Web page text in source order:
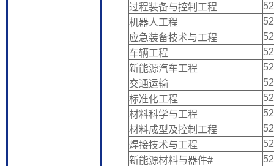
过程装备与控制工程
机器人工程
应急装备技术与工程
车辆工程
新能源汽车工程
交通运输
标准化工程
材料科学与工程
材料成型及控制工程
焊接技术与工程
新能源材料与器件#